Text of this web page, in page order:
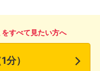
をすべて見たい方へ
分）